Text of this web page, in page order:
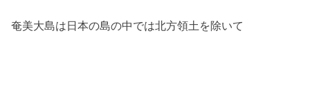
奄美大島は日本の島の中では北方領土を除いて